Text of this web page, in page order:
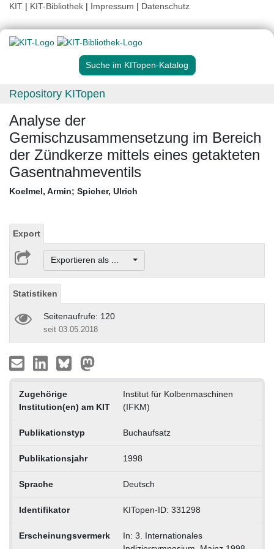
KIT | KIT-Bibliothek | Impressum | Datenschutz
Suche im KITopen-Katalog
Repository KITopen
Analyse der
Gemischzusammensetzung im Bereich
der Zündkerze mittels eines getakteten
Gasentnahmeventils
Koelmel, Armin; Spicher, Ulrich
Export
Exportieren als ...
Statistiken
Seitenaufrufe: 120
seit 03.05.2018
Zugehörige
Institution(en) am KIT
Institut für Kolbenmaschinen
(IFKM)
Publikationstyp Buchaufsatz
Publikationsjahr 1998
Sprache Deutsch
Identifikator KITopen-ID: 331298
Erscheinungsvermerk
In: 3. Internationales